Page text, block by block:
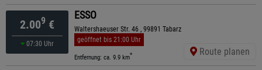
2.009 €
07:30 Uhr
ESSO
Waltershaeuser Str. 46 , 99891 Tabarz
geöffnet bis 21:00 Uhr
Entfernung: ca. 9.9 km* Route planen